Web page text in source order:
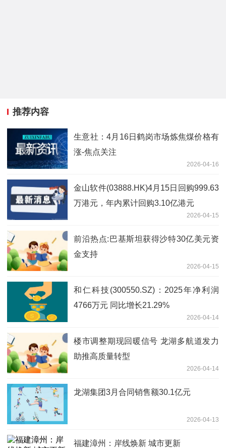
推荐内容
生意社：4月16日鹤岗市场炼焦煤价格有
涨-焦点关注
2026-04-16
金山软件(03888.HK)4月15日回购999.63
万港元，年内累计回购3.10亿港元
2026-04-15
前沿热点:巴基斯坦获得沙特30亿美元资
金支持
2026-04-15
和仁科技(300550.SZ)：2025年净利润
4766万元 同比增长21.29%
2026-04-14
楼市调整期现回暖信号 龙湖多航道发力
助推高质量转型
2026-04-14
龙湖集团3月合同销售额30.1亿元
2026-04-13
福建漳州：岸线焕新 城市更新